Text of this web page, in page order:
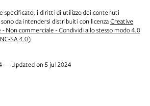
specificato, i diritti di utilizzo dei contenuti
da intendersi distribuiti con licenzaCreative
Non commerciale - Condividi allo stesso modo 4.0
SA 4.0)
— Updated on 5 jul 2024